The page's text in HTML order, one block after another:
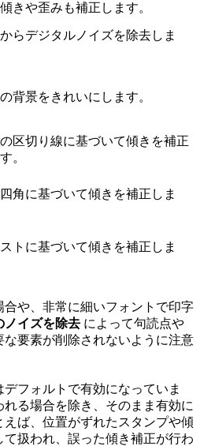
きや歪みも補正します。
らデジタルノイズを除去しま
背景をきれいにします。
区切り線に基づいて傾きを補正
。
角に基づいて傾きを補正しま
トに基づいて傾きを補正しま
や、非常に細いフォントで印字
ノイズを除去 によって句読点や
要素が削除されないように注意
フォルトで有効になっていま
る場合を除き、そのまま有効に
えば、位置がずれたスタンプや傾
扱われ、誤った傾き補正が行わ